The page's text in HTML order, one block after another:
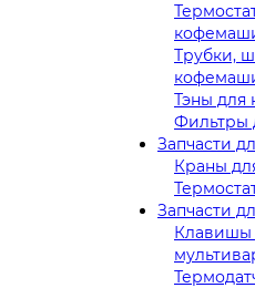
Трубки,
Тэны
Фильтры
Запчасти
Краны
Запчасти
Клавишы